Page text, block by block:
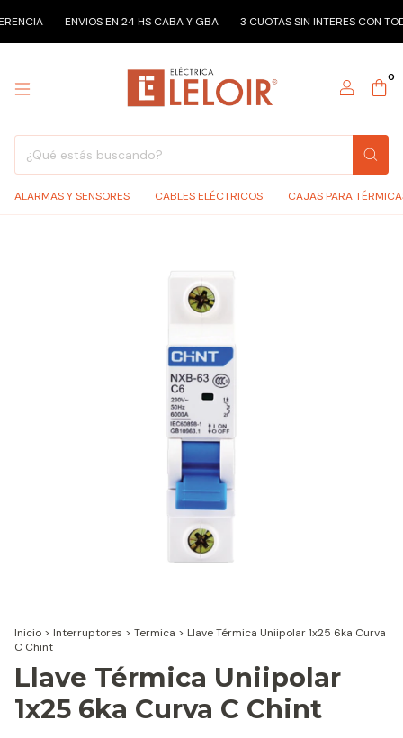
ENVIOS EN 24 HS CABA Y GBA 3 CUOTAS SIN INTERES CON TODOS
0
ALARMAS Y SENSORES CABLES ELÉCTRICOS CAJAS PARA
Inicio > Interruptores > Termica > Llave Térmica Uniipolar 1x25 6ka Curva
C Chint
Llave Térmica Uniipolar
1x25 6ka Curva C Chint